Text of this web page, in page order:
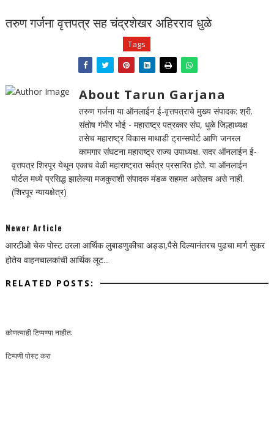
तरुण गर्जना वृत्तपत्र सह चंद्रशेखर अहिरराव धुळे
Tags
About Tarun Garjana
तरुण गर्जना या ऑनलाईन ई-वृत्तपत्राचे मुख्य संपादक: श्री.
संतोष गंभीर भोई - महाराष्ट्र पत्रकार संघ, धुळे जिल्हाध्यक्ष
तसेच महाराष्ट्र विकास माथाडी ट्रान्सपोर्ट आणि जनरल
कामगार संघटना महाराष्ट्र राज्य उपाध्यक्ष. सदर ऑनलाईन ई-
वृत्तपत्र शिरपूर येथून एकाच वेळी महाराष्ट्रात सर्वत्र प्रसारित होते. या ऑनलाईन
पोर्टल मध्ये प्रसिद्ध झालेल्या मजकुराशी संपादक मंडळ सहमत असेलच असे नाही.
(शिरपूर न्यायक्षेत्र)
Newer Article
आरटीओ चेक पोस्ट ठरला आर्थिक लुबाडणुकीचा अड्डा,पैसे दिल्यानंतरच पुढचा मार्ग सुकर
होतेय वाहनचालकांची आर्थिक लूट...
RELATED POSTS:
कोणत्याही टिप्पण्‍या नाहीत:
टिप्पणी पोस्ट करा